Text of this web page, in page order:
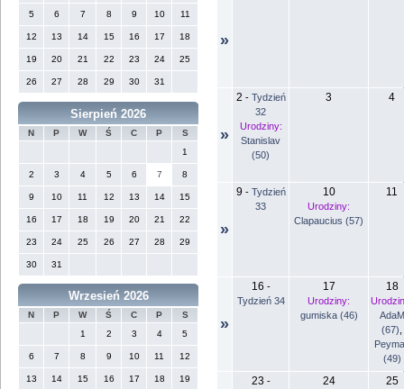
5 6 7 8 9 10 11
12 13 14 15 16 17 18
19 20 21 22 23 24 25
26 27 28 29 30 31
Sierpień 2026
N P W Ś C P
S
1
2 3 4 5 6 7 8
9 10 11 12 13 14 15
16 17 18 19 20 21 22
23 24 25 26 27 28 29
30 31
Wrzesień 2026
N P W Ś C P
S
1
2 3 4 5
6 7 8 9 10 11 12
13 14 15 16 17 18 19
»
»
2 - Tydzień
32
Urodziny:
Stanislav
(50)
3 4
»
9 - Tydzień
33
10
Urodziny:
Clapaucius (57)
11
»
16 -
Tydzień 34
17
Urodziny:
gumiska (46)
18
AdaM
(67)
(49)
23 -
24 25